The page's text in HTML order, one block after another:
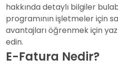
hakkında detaylı bilgiler
programının işletmeler için
avantajları öğrenmek için
edin.
E-Fatura Nedir?